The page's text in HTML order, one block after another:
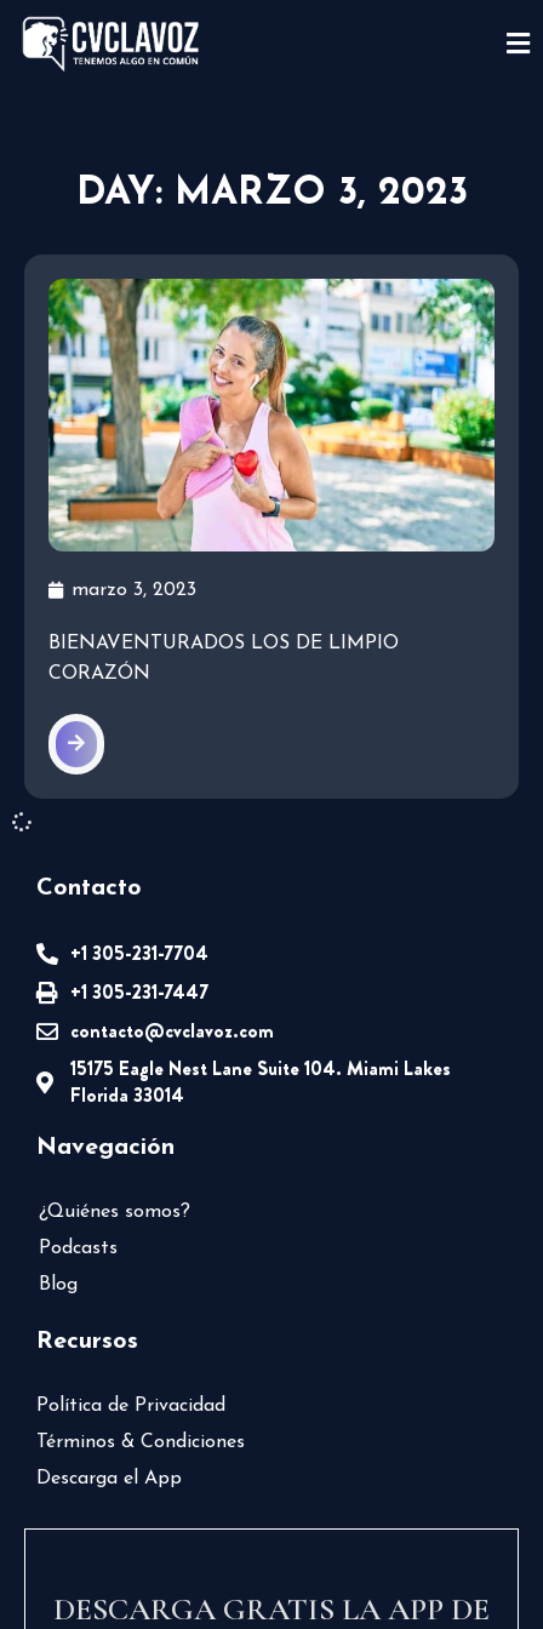
DAY: MARZO 3, 2023
marzo 3, 2023
BIENAVENTURADOS LOS DE LIMPIO
CORAZÓN
Contacto
+1 305-231-7704
+1 305-231-7447
contacto@cvclavoz.com
15175 Eagle Nest Lane Suite 104. Miami Lakes
Florida 33014
Navegación
¿Quiénes somos?
Podcasts
Blog
Recursos
Política de Privacidad
Términos & Condiciones
Descarga el App
DESCARGA GRATIS LA APP DE